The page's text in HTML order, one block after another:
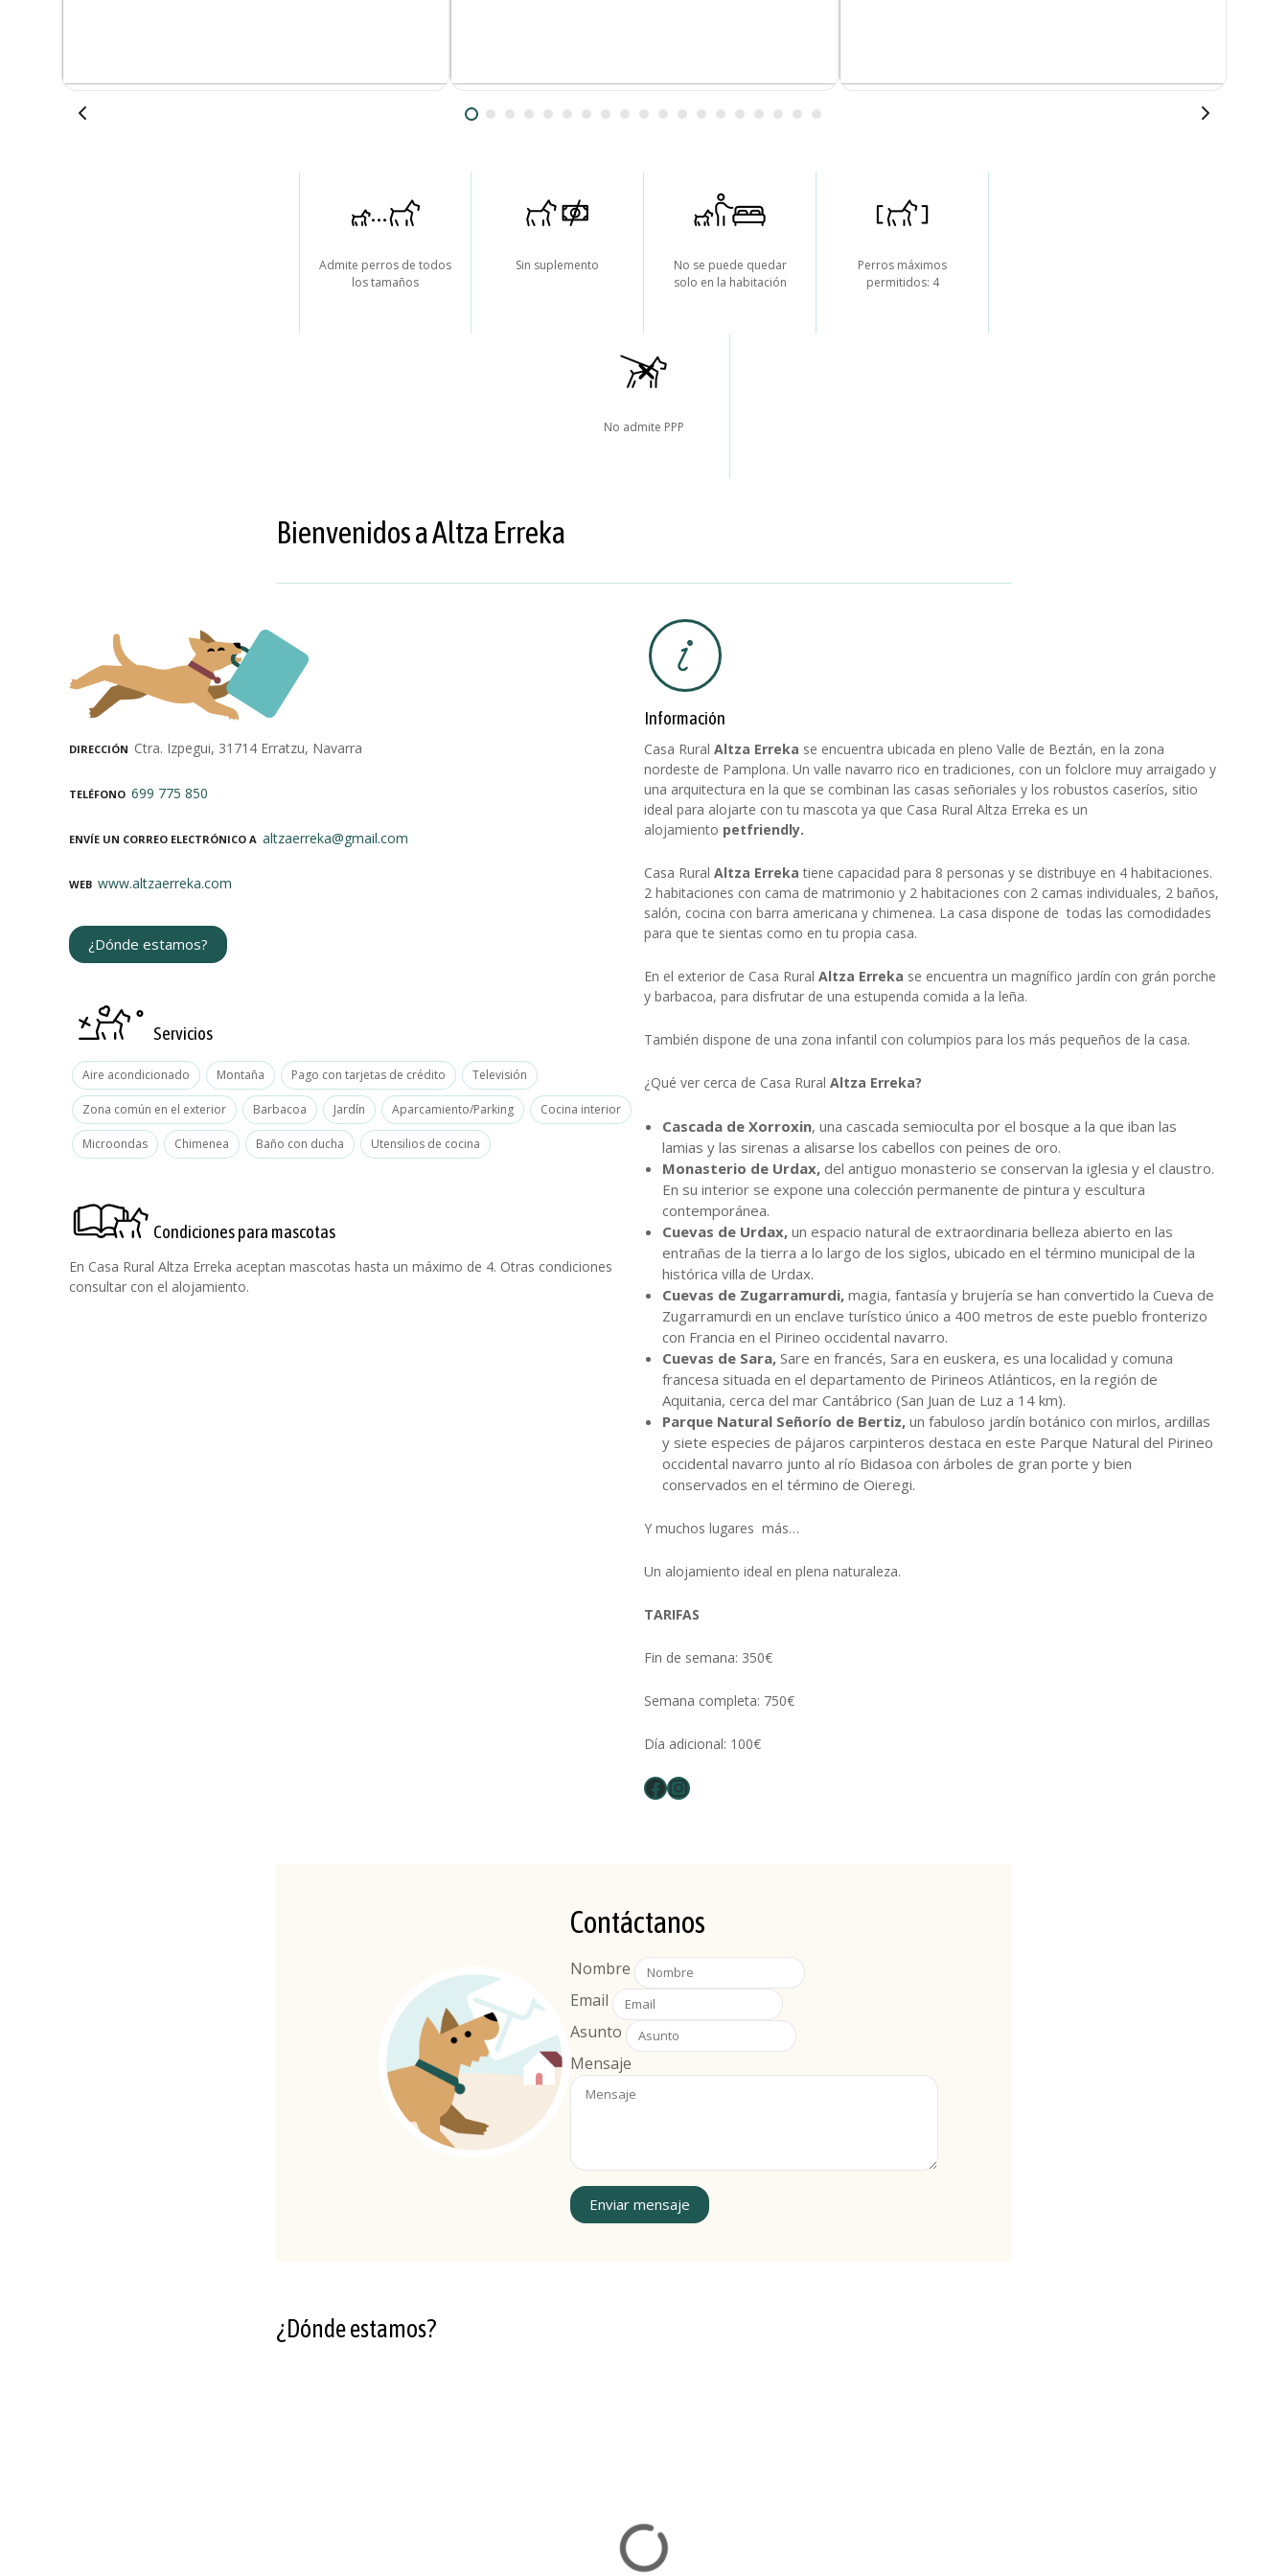
Admite perros de todos
los tamaños
Sin suplemento
No se puede quedar
solo en la habitación
Perros máximos
permitidos: 4
No admite PPP
Bienvenidos a Altza Erreka
DIRECCIÓN Ctra. Izpegui, 31714 Erratzu, Navarra
TELÉFONO 699 775 850
ENVÍE UN CORREO ELECTRÓNICO A altzaerreka@gmail.com
WEB www.altzaerreka.com
¿Dónde estamos?
Servicios
Aire acondicionado Montaña Pago con tarjetas de crédito Televisión
Zona común en el exterior Barbacoa Jardín Aparcamiento/Parking Cocina interior
Microondas Chimenea Baño con ducha Utensilios de cocina
Condiciones para mascotas
En Casa Rural Altza Erreka aceptan mascotas hasta un máximo de 4. Otras condiciones
consultar con el alojamiento.
Información
Casa Rural Altza Erreka se encuentra ubicada en pleno Valle de Beztán, en la zona
nordeste de Pamplona. Un valle navarro rico en tradiciones, con un folclore muy arraigado y
una arquitectura en la que se combinan las casas señoriales y los robustos caseríos, sitio
ideal para alojarte con tu mascota ya que Casa Rural Altza Erreka es un
alojamiento petfriendly.
Casa Rural Altza Errekatiene capacidad para 8 personas y se distribuye en 4 habitaciones.
2 habitaciones con cama de matrimonio y 2 habitaciones con 2 camas individuales, 2 baños,
salón, cocina con barra americana y chimenea. La casa dispone de todas las comodidades
para que te sientas como en tu propia casa.
En el exterior de Casa Rural Altza Erreka se encuentra un magnífico jardín con grán porche
y barbacoa, para disfrutar de una estupenda comida a la leña.
También dispone de una zona infantil con columpios para los más pequeños de la casa.
¿Qué ver cerca de Casa Rural Altza Erreka?
Cascada de Xorroxin, una cascada semioculta por el bosque a la que iban las
lamias y las sirenas a alisarse los cabellos con peines de oro.
Monasterio de Urdax,del antiguo monasterio se conservan la iglesia y el claustro.
En su interior se expone una colección permanente de pintura y escultura
contemporánea.
Cuevas de Urdax,un espacio natural de extraordinaria belleza abierto en las
entrañas de la tierra a lo largo de los siglos, ubicado en el término municipal de la
histórica villa de Urdax.
Cuevas de Zugarramurdi, magia, fantasía y brujería se han convertido la Cueva de
Zugarramurdi en un enclave turístico único a 400 metros de este pueblo fronterizo
con Francia en el Pirineo occidental navarro.
Cuevas de Sara,Sare en francés, Sara en euskera, es una localidad y comuna
francesa situada en el departamento de Pirineos Atlánticos, en la región de
Aquitania, cerca del mar Cantábrico (San Juan de Luz a 14 km).
Parque Natural Señorío de Bertiz,un fabuloso jardín botánico con mirlos, ardillas
y siete especies de pájaros carpinteros destaca en este Parque Natural del Pirineo
occidental navarro junto al río Bidasoa con árboles de gran porte y bien
conservados en el término de Oieregi.
Y muchos lugares más…
Un alojamiento ideal en plena naturaleza.
TARIFAS
Fin de semana: 350€
Semana completa: 750€
Día adicional: 100€
Facebook Instagram
Contáctanos
Nombre
Email
Asunto
Mensaje
Enviar mensaje
¿Dónde estamos?